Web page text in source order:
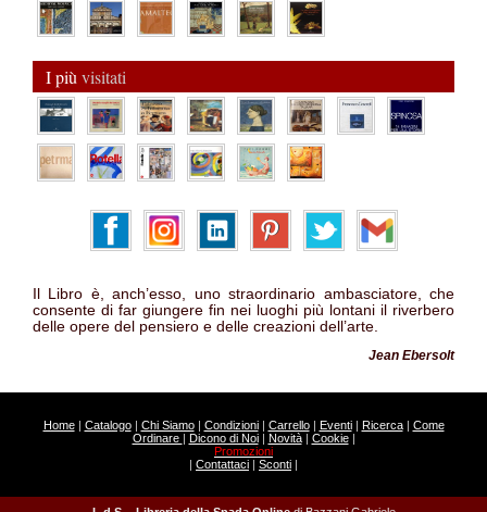
I più visitati
Il Libro è, anch’esso, uno straordinario ambasciatore, che
consente di far giungere fin nei luoghi più lontani il riverbero
delle opere del pensiero e delle creazioni dell’arte.
Jean Ebersolt
Home| Catalogo| Chi Siamo| Condizioni| Carrello| Eventi| Ricerca| Come
Ordinare | Dicono di Noi| Novità| Cookie|
Promozioni
| Contattaci | Sconti |